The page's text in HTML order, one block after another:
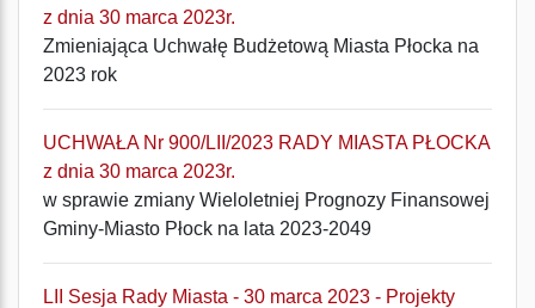
z dnia 30 marca 2023r.
Zmieniająca Uchwałę Budżetową Miasta Płocka na
2023 rok
UCHWAŁA Nr 900/LII/2023 RADY MIASTA PŁOCKA
z dnia 30 marca 2023r.
w sprawie zmiany Wieloletniej Prognozy Finansowej
Gminy-Miasto Płock na lata 2023-2049
LII Sesja Rady Miasta - 30 marca 2023 - Projekty